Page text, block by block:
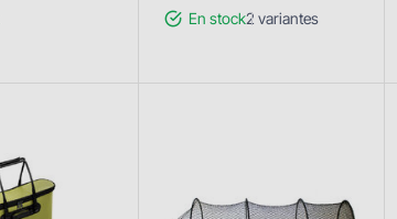
En stock2 variantes